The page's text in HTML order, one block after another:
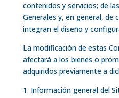
contenidos y servicios; de
Generales y, en general, de
integran el diseño y
La modificación de estas
afectará a los bienes o
adquiridos previamente a
1. Información general del